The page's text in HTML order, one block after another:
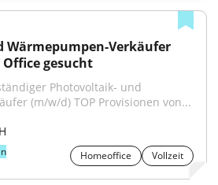
Wärmepumpen-Verkäufer
gesucht
Photovoltaik- und
(m/w/d) TOP Provisionen von...
Homeoffice Vollzeit